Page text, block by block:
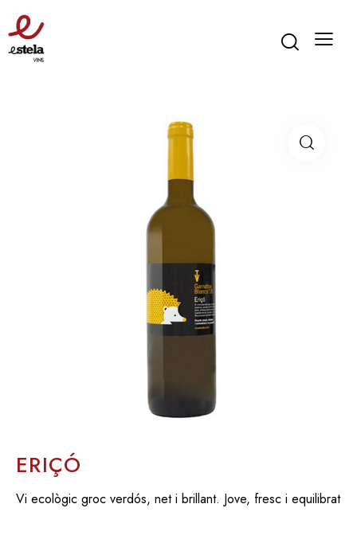
ERIÇÓ
Vi ecològic groc verdós, net i brillant. Jove, fresc i equilibrat